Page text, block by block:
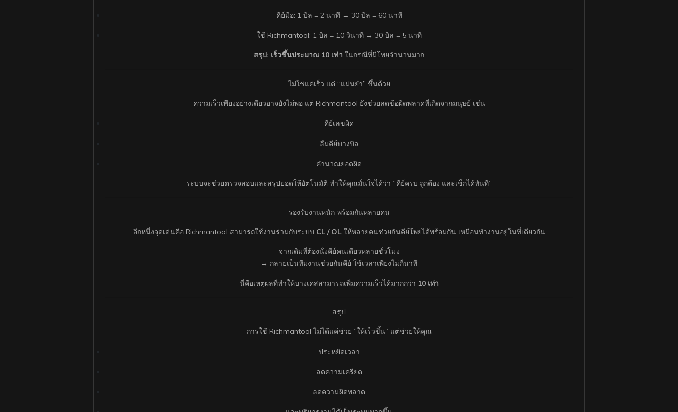
คีย์มือ: 1 บิล = 2 นาที → 30 บิล = 60 นาที
ใช้ Richmantool: 1 บิล = 10 วินาที → 30 บิล = 5 นาที
สรุป: เร็วขึ้นประมาณ 10 เท่า ในกรณีที่มีโพยจำนวนมาก
ไม่ใช่แค่เร็ว แต่ “แม่นยำ” ขึ้นด้วย
ความเร็วเพียงอย่างเดียวอาจยังไม่พอ แต่ Richmantool ยังช่วยลดข้อผิดพลาดที่เกิดจากมนุษย์ เช่น
คีย์เลขผิด
ลืมคีย์บางบิล
คำนวณยอดผิด
ระบบจะช่วยตรวจสอบและสรุปยอดให้อัตโนมัติ ทำให้คุณมั่นใจได้ว่า “คีย์ครบ ถูกต้อง และเช็กได้ทันที”
รองรับงานหนัก พร้อมกันหลายคน
อีกหนึ่งจุดเด่นคือ Richmantool สามารถใช้งานร่วมกับระบบ CL / OLให้หลายคนช่วยกันคีย์โพยได้พร้อมกัน เหมือนทำงานอยู่ในที่เดียวกัน
จากเดิมที่ต้องนั่งคีย์คนเดียวหลายชั่วโมง
→ กลายเป็นทีมงานช่วยกันคีย์ ใช้เวลาเพียงไม่กี่นาที
นี่คือเหตุผลที่ทำให้บางเคสสามารถเพิ่มความเร็วได้มากกว่า 10 เท่า
สรุป
การใช้ Richmantool ไม่ได้แค่ช่วย “ให้เร็วขึ้น” แต่ช่วยให้คุณ
ประหยัดเวลา
ลดความเครียด
ลดความผิดพลาด